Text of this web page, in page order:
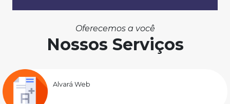
Oferecemos a você
Nossos Serviços
Alvará Web